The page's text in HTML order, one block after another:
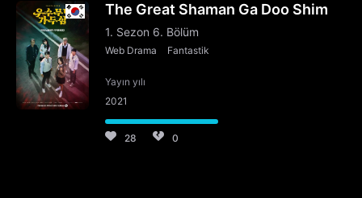
The Great Shaman Ga Doo Shim
1. Sezon 6. Bölüm
Web Drama Fantastik
Yayın yılı
2021
28 0